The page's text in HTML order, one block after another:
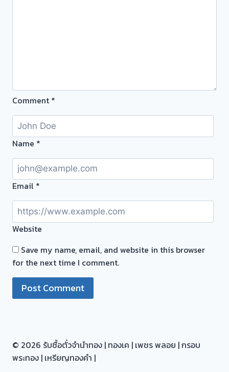
ใช้
ด่วน
ราคา
ฟรี
ไม่มี
ใช้
จ่าย!
เอา
จำนำ
ขาย
เงิน
กับ
ดี
กว่า
Comment *
Name *
Email *
Website
Save my name, email, and website in this browser
for the next time I comment.
© 2026 รับซื้อตั๋วจำนำทอง | ทองเค | เพชร พลอย | กรอบ
พระทอง | เหรียญทองคำ |